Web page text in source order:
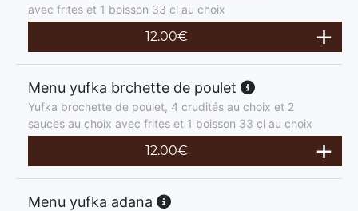
avec frites et 1 boisson 33 cl au choix
12.00€
Menu yufka brchette de poulet
Yufka brochette de poulet, 4 crudités au choix et 2
sauces au choix avec frites et 1 boisson 33 cl au choix
12.00€
Menu yufka adana